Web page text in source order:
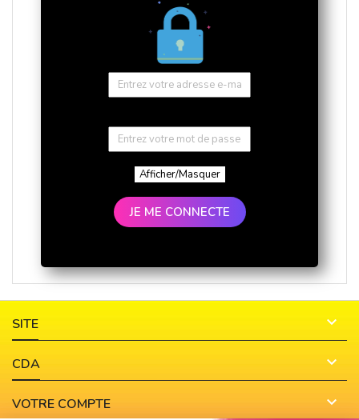
Afficher/Masquer
JE ME CONNECTE
SITE 
CDA 
VOTRE COMPTE 